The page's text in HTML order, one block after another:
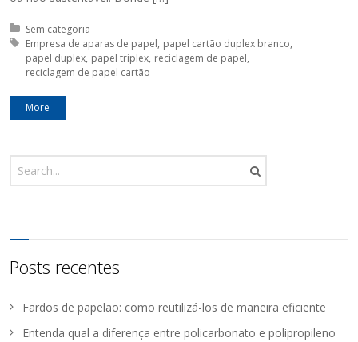
Posted in:
Sem categoria
Tagged with:
Empresa de aparas de papel papel cartão duplex branco
papel duplex papel triplex reciclagem de papel
reciclagem de papel cartão
More
Posts recentes
Fardos de papelão: como reutilizá-los de maneira eficiente
Entenda qual a diferença entre policarbonato e polipropileno